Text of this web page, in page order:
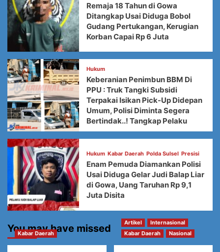
Remaja 18 Tahun di Gowa
Ditangkap Usai Diduga Bobol
Gudang Pertukangan, Kerugian
Korban Capai Rp 6 Juta
Hukum
Keberanian Penimbun BBM Di
PPU : Truk Tangki Subsidi
Terpakai Isikan Pick-Up Didepan
Umum, Polisi Diminta Segera
Bertindak..! Tangkap Pelaku
Hukum Kabar Daerah Polda Sulsel Presisi
Enam Pemuda Diamankan Polisi
Usai Diduga Gelar Judi Balap Liar
di Gowa, Uang Taruhan Rp 9,1
Juta Disita
You may have missed
Kabar Daerah
Artikel
Internasional
Kabar Daerah
Nasional